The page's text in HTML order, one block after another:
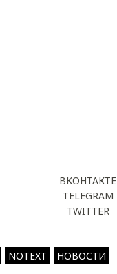
ВКОНТАКТЕ
TELEGRAM
TWITTER
NOTEXT НОВОСТИ